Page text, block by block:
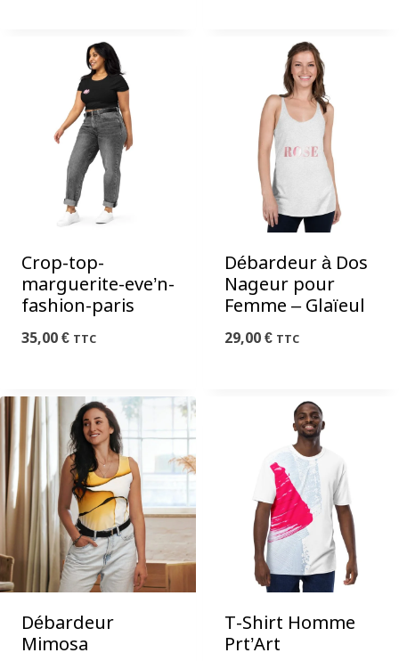
Crop-top-
marguerite-eve’n-
fashion-paris
35,00€ TTC
Débardeur à Dos
Nageur pour
Femme – Glaïeul
29,00€ TTC
Débardeur
Mimosa
T-Shirt Homme
Prt’Art